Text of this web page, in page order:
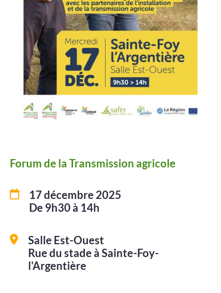
Forum de la Transmission agricole
17 décembre 2025
De 9h30 à 14h
Salle Est-Ouest
Rue du stade à Sainte-Foy-
l'Argentière
Newsletter
Infor’Monts, le journal de la CCMDL
Projets
Contact